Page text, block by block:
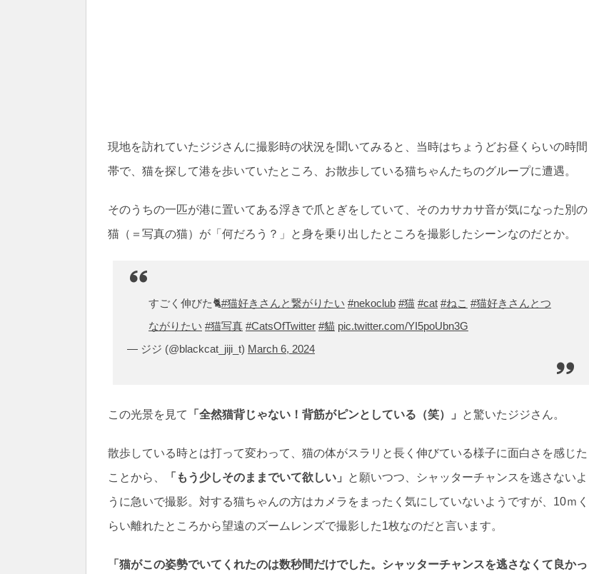
現地を訪れていたジジさんに撮影時の状況を聞いてみると、当時はちょうどお昼くらいの時間
帯で、猫を探して港を歩いていたところ、お散歩している猫ちゃんたちのグループに遭遇。
そのうちの一匹が港に置いてある浮きで爪とぎをしていて、そのカサカサ音が気になった別の
猫（＝写真の猫）が「何だろう？」と身を乗り出したところを撮影したシーンなのだとか。
すごく伸びた🐈#猫好きさんと繋がりたい #nekoclub #猫 #cat #ねこ #猫好きさんとつ
ながりたい #猫写真 #CatsOfTwitter #貓 pic.twitter.com/YI5poUbn3G
— ジジ (@blackcat_jiji_t) March 6, 2024
この光景を見て 「全然猫背じゃない！背筋がピンとしている（笑）」 と驚いたジジさん。
散歩している時とは打って変わって、猫の体がスラリと長く伸びている様子に面白さを感じた
ことから、
「もう少しそのままでいて欲しい」
と願いつつ、シャッターチャンスを逃さないよ
うに急いで撮影。対する猫ちゃんの方はカメラをまったく気にしていないようですが、10ｍく
らい離れたところから望遠のズームレンズで撮影した1枚なのだと言います。
「猫がこの姿勢でいてくれたのは数秒間だけでした。シャッターチャンスを逃さなくて良かっ